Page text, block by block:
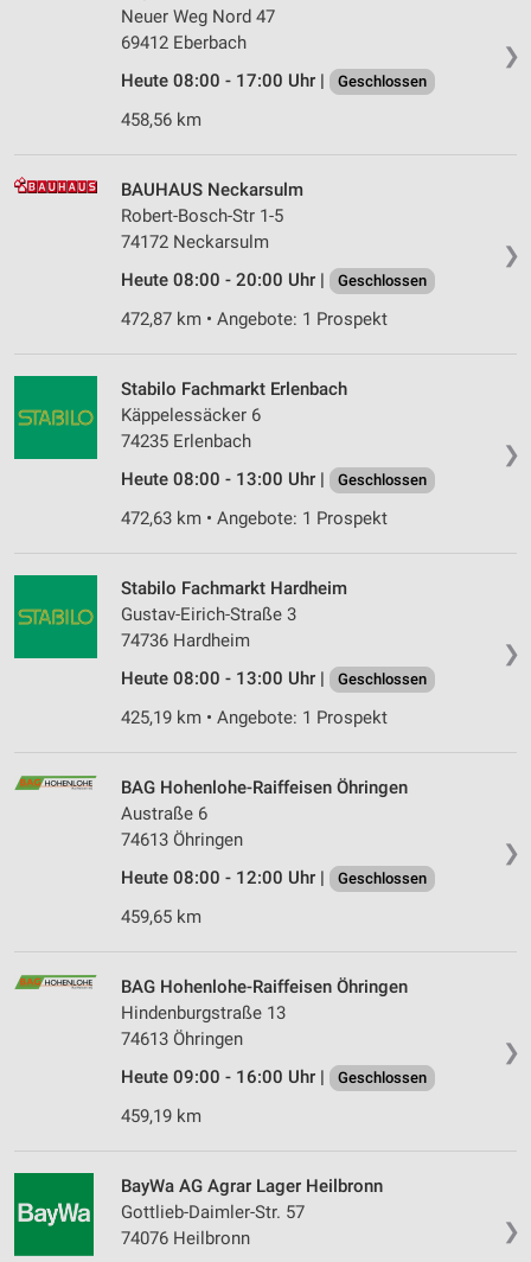
❯
Neuer Weg Nord 47
69412 Eberbach
Heute 08:00 - 17:00 Uhr |
Geschlossen
458,56 km
❯
BAUHAUS Neckarsulm
Robert-Bosch-Str 1-5
74172 Neckarsulm
Heute 08:00 - 20:00 Uhr |
Geschlossen
472,87 km • Angebote: 1 Prospekt
❯
Stabilo Fachmarkt Erlenbach
Käppelessäcker 6
74235 Erlenbach
Heute 08:00 - 13:00 Uhr |
Geschlossen
472,63 km • Angebote: 1 Prospekt
❯
Stabilo Fachmarkt Hardheim
Gustav-Eirich-Straße 3
74736 Hardheim
Heute 08:00 - 13:00 Uhr |
Geschlossen
425,19 km • Angebote: 1 Prospekt
❯
BAG Hohenlohe-Raiffeisen Öhringen
Austraße 6
74613 Öhringen
Heute 08:00 - 12:00 Uhr |
Geschlossen
459,65 km
❯
BAG Hohenlohe-Raiffeisen Öhringen
Hindenburgstraße 13
74613 Öhringen
Heute 09:00 - 16:00 Uhr |
Geschlossen
459,19 km
❯
BayWa AG Agrar Lager Heilbronn
Gottlieb-Daimler-Str. 57
74076 Heilbronn